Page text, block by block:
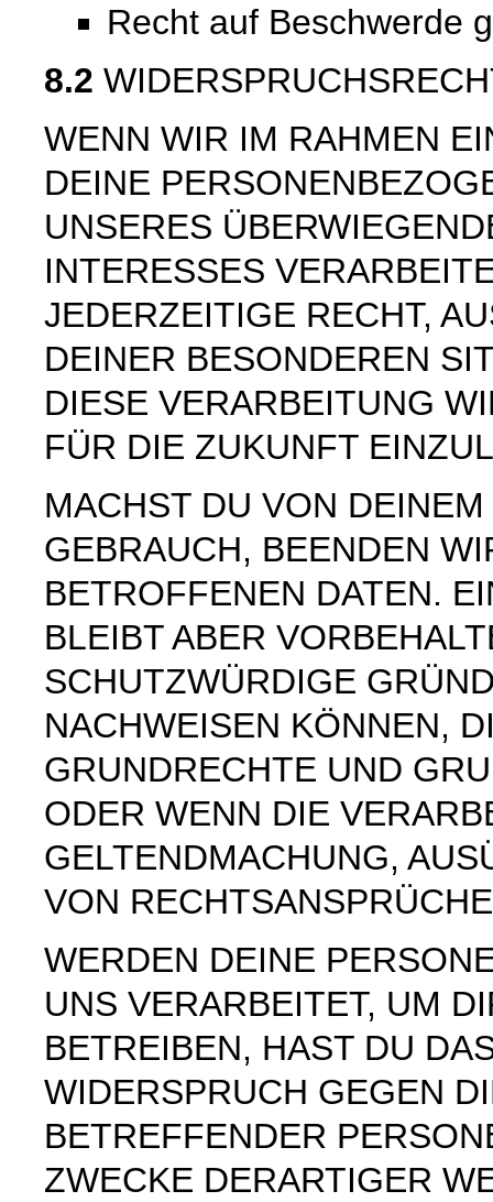
Recht auf Beschwerde
8.2
WENN WIR IM RAHMEN
DEINE
UNSERES
INTERESSES
JEDERZEITIGE RECHT,
DEINER BESONDEREN
DIESE VERARBEITUNG
FÜR DIE ZUKUNFT
MACHST DU VON
GEBRAUCH, BEENDEN
BETROFFENEN DATEN.
BLEIBT ABER
SCHUTZWÜRDIGE
NACHWEISEN KÖNNEN,
GRUNDRECHTE UND
ODER WENN DIE
GELTENDMACHUNG,
VON
WERDEN DEINE
UNS VERARBEITET, UM
BETREIBEN, HAST DU
WIDERSPRUCH GEGEN
BETREFFENDER
ZWECKE DERARTIGER